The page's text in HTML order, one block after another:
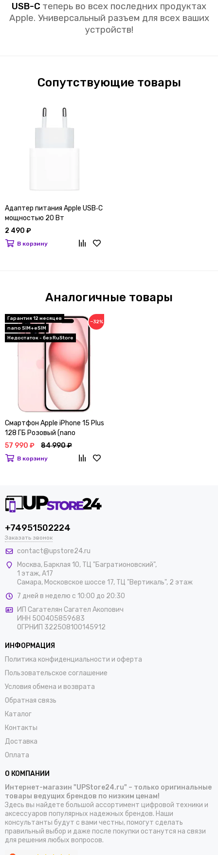
USB-C теперь во всех последних продуктах
Apple. Универсальный разъем для всех ваших
устройств!
Сопутствующие товары
Адаптер питания Apple USB‑C
мощностью 20 Вт
2 490 ₽
В корзину
Аналогичные товары
Гарантия 12 месяцев
nano SIM+eSIM
Недостаток - без RuStore
−32%
Смартфон Apple iPhone 15 Plus
128 ГБ Розовый (nano
SIM+eSIM)
57 990 ₽ 84 990 ₽
В корзину
+74951502224
Заказать звонок
contact@upstore24.ru
Москва, Барклая 10, ТЦ "Багратионовский",
1 этаж, А17
Самара, Московское шоссе 17, ТЦ "Вертикаль", 2 этаж
7 дней в неделю с 10:00 до 20:30
ИП Сагателян Сагател Акопович
ИНН 500405859683
ОГРНИП 322508100145912
ИНФОРМАЦИЯ
Политика конфиденциальности и оферта
Пользовательское соглашение
Условия обмена и возврата
Обратная связь
Каталог
Контакты
Доставка
Оплата
О КОМПАНИИ
Интернет-магазин "UPStore24.ru" – только оригинальные
товары ведущих брендов по низким ценам!
Здесь вы найдете большой ассортимент цифровой техники и
аксессуаров популярных надежных брендов. Наши
консультанты будут с вами честны, помогут сделать
правильный выбор и даже после покупки останутся на связи
для решения любых вопросов.